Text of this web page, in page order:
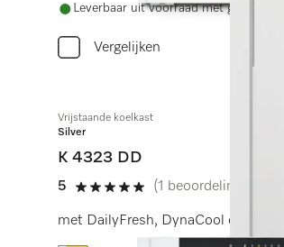
Leverbaar uit voorraad met gratis
Vergelijken
Vrijstaande koelkast
Silver
K 4323 DD
5
5 sterren op 5
(1 beoordeling)
met DailyFresh, DynaCool en